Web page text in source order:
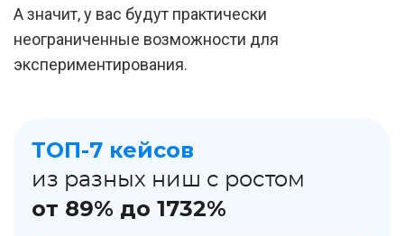
А значит, у вас будут практически
неограниченные возможности для
экспериментирования.
ТОП-7 кейсов
из разных ниш с ростом
от 89% до 1732%